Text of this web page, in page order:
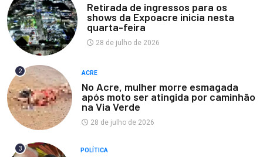
Retirada de ingressos para os
shows da Expoacre inicia nesta
quarta-feira
28 de julho de 2026
2 ACRE
No Acre, mulher morre esmagada
após moto ser atingida por caminhão
na Via Verde
28 de julho de 2026
3 POLÍTICA